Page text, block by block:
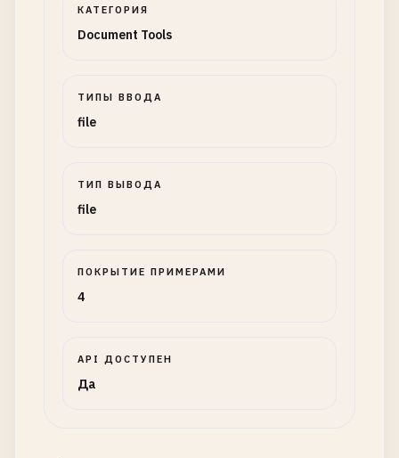
КАТЕГОРИЯ
Document Tools
ТИПЫ ВВОДА
file
ТИП ВЫВОДА
file
ПОКРЫТИЕ ПРИМЕРАМИ
4
API ДОСТУПЕН
Да